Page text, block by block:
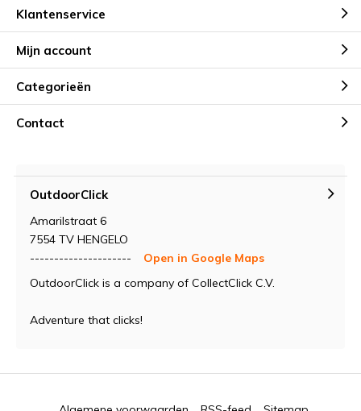
Klantenservice
Mijn account
Categorieën
Contact
OutdoorClick
Amarilstraat 6
7554 TV HENGELO
---------------------
Open in Google Maps
OutdoorClick is a company of CollectClick C.V.
Adventure that clicks!